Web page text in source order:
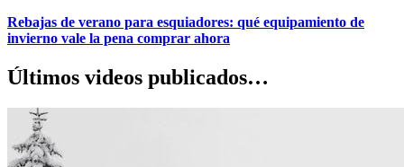
Rebajas de verano para esquiadores: qué equipamiento de
invierno vale la pena comprar ahora
Últimos videos publicados…